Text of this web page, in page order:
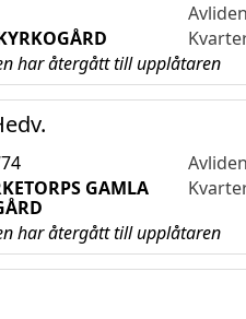
har återgått till upplåtaren
GAMLA
har återgått till upplåtaren